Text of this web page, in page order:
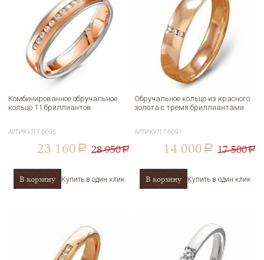
Комбинированное обручальное
кольцо 11 бриллиантов
АРТИКУЛ7-0095
23 160 a 28 950a
В корзину Купить в один клик
Обручальное кольцо из красного
золота с тремя бриллиантами
АРТИКУЛ7-0091
14 000 a 17 500a
В корзину Купить в один клик